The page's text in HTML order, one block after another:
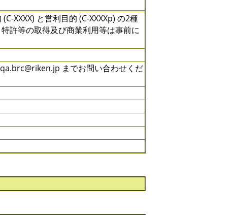
XXXX) と営利目的 (C-XXXXp) の2種
特許等の取得及び商業利用等は事前に
までお問い合わせくだ